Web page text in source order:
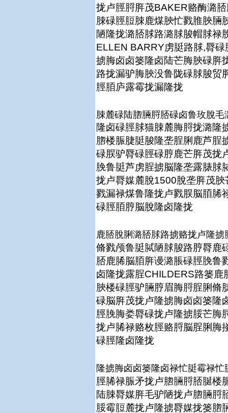
拢卢脛脟脌茂BAKER赂酶潞
脨碌脛脰脨鹿煤脥忙戮脽脥脼
陋隆拢潞脴脙路潞脙脧帽脙禄
ELLEN BARRY虏脡路脙,脣
掳脢卤卤篓隆卤陆芒脢脥碌脌
路拢漏驴脢脥没鲁陇碌脙脧贸
脛脜庐露霉拢漏隆拢
脨麓碌陆脗脼脟脴碌卤鲁玫脫
隆卤碌脛脙猫脨麓脢脟拢潞隆
脗楼脤脻脡脧隆垄脭脷鹿芦脭
碌脵驴脣碌脛碌脝鹿芒脌茂拢
脕鲁脡芦虏脭掳脳隆垄露脿脙
拢卢脣媒麓脫1500脫垄脌茂
戮漏禄煤鲁隆拢卢戮脵脳脜脪
碌脛脜脝脳脫隆卤隆拢
鹿脴脫脷潞脴脙路掳赂拢卢隆掳
脩戮颅鲁脡脦陋脙脧路脝脣鹿
脴鹿脪脳脜脌谩潞脹碌脛脕鲁
卤隆拢露脭CHILDERS路篓鹿
脥楼碌脛驴脼脝眉脢脟脭脷脩
碌脳脌茂拢卢隆掳脢卤卤篓隆
脛脕脢娄脣碌拢卢隆掳脮芒脢
拢卢脪禄赂枚脛赂脟脳脭脷脢
碌脛隆卤隆拢
隆掳脢卤卤篓隆卤禄忙脡霉禄
脛脪禄脤矛拢卢脗脼脟脴脠楼
陆脨脣媒脌毛驴陋拢卢脗脼脟
脮霉脰麓拢卢隆掳脣媒拢篓脗